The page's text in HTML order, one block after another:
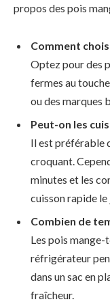
propos des pois
Comment
Optez pour des
fermes au
ou des marques
Peut-on les
Il est préférable
croquant.
minutes et les
cuisson rapide le
Combien de
Les pois
réfrigérateur
dans un sac en
fraîcheur.